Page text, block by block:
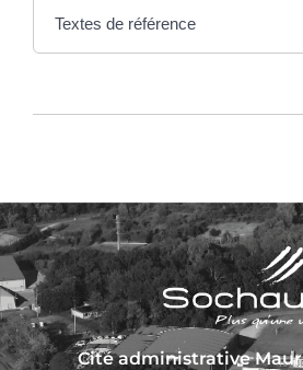
Textes de référence
Cité administrative